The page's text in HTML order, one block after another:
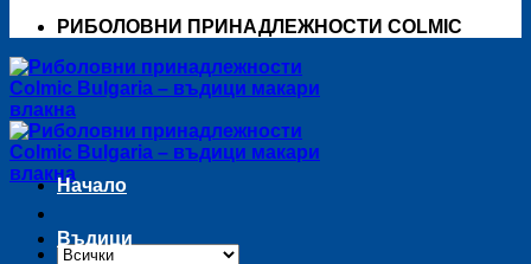
РИБОЛОВНИ ПРИНАДЛЕЖНОСТИ COLMIC
Начало
Въдици